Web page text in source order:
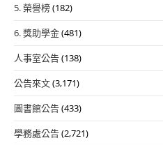
5. 榮譽榜(182)
6. 獎助學金(481)
人事室公告(138)
公告來文(3,171)
圖書館公告(433)
學務處公告(2,721)